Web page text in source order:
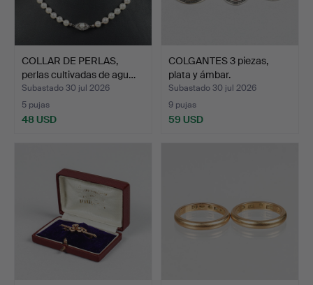
COLLAR DE PERLAS,
perlas cultivadas de agu…
Subastado 30 jul 2026
5 pujas
48 USD
COLGANTES 3 piezas,
plata y ámbar.
Subastado 30 jul 2026
9 pujas
59 USD